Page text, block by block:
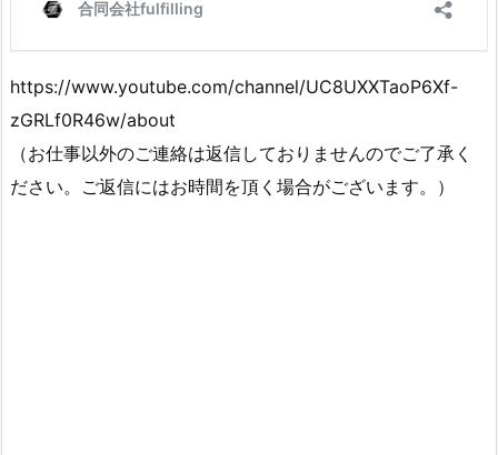
https://www.youtube.com/channel/UC8UXXTaoP6Xf-
zGRLf0R46w/about
（お仕事以外のご連絡は返信しておりませんのでご了承く
ださい。ご返信にはお時間を頂く場合がございます。）